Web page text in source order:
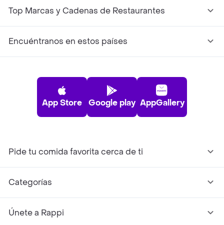
Top Marcas y Cadenas de Restaurantes
Encuéntranos en estos países
App Store Google play AppGallery
Pide tu comida favorita cerca de ti
Categorías
Únete a Rappi